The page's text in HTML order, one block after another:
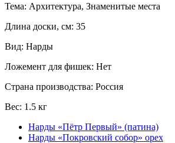
Тема: Архитектура, Знаменитые места
Длина доски, см: 35
Вид: Нарды
Ложемент для фишек: Нет
Страна производства: Россия
Вес: 1.5 кг
Нарды «Пётр Первый» (патина)
Нарды «Покровский собор» орех